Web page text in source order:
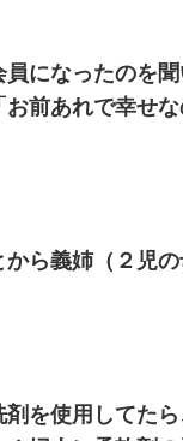
になったのを
前あれで幸せ
ら義姉（２児
を使用してた